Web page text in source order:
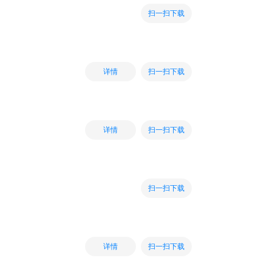
扫一扫下载
详情 扫一扫下载
详情 扫一扫下载
扫一扫下载
详情 扫一扫下载